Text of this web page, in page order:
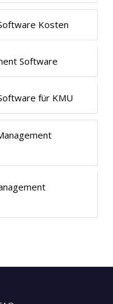
Kosten
Software
für KMU